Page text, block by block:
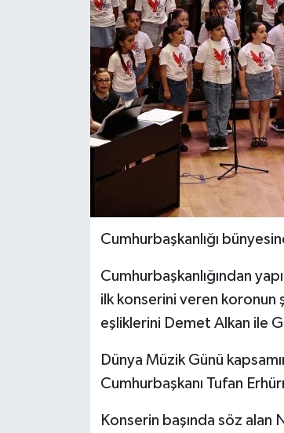
Cumhurbaşkanlığı
Cumhurbaşkanlığından
ilk konserini veren koronun
eşliklerini Demet Alkan ile
Dünya Müzik Günü
Cumhurbaşkanı Tufan
Konserin başında söz